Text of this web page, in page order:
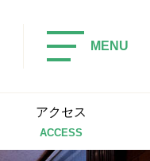
アクセス
ACCESS
MENU